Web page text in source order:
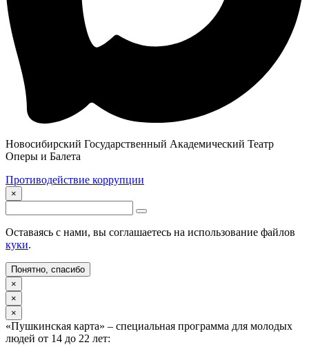
Новосибирский Государственный Академический Театр
Оперы и Балета
Противодействие коррупции
×
Оставаясь с нами, вы соглашаетесь на использование файлов
куки.
Понятно, спасибо
×
×
×
«Пушкинская карта» – специальная программа для молодых
людей от 14 до 22 лет: